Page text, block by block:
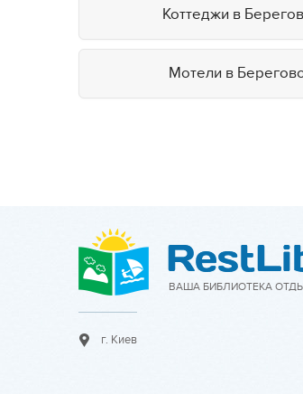
Коттеджи в
Мотели в
ВАША БИБЛИОТЕКА
г. Киев